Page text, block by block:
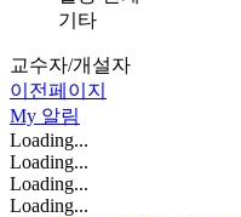
기타
교수자/개설자
이전페이지
My 알림
Loading...
Loading...
Loading...
Loading...